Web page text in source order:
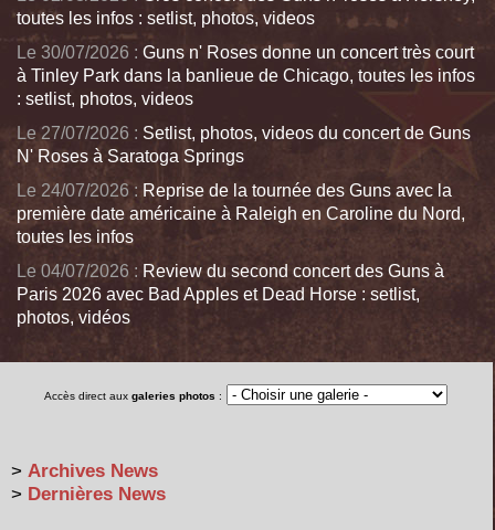
toutes les infos : setlist, photos, videos
Le 30/07/2026 : Guns n' Roses donne un concert très court
à Tinley Park dans la banlieue de Chicago, toutes les infos
: setlist, photos, videos
Le 27/07/2026 : Setlist, photos, videos du concert de Guns
N' Roses à Saratoga Springs
Le 24/07/2026 : Reprise de la tournée des Guns avec la
première date américaine à Raleigh en Caroline du Nord,
toutes les infos
Le 04/07/2026 : Review du second concert des Guns à
Paris 2026 avec Bad Apples et Dead Horse : setlist,
photos, vidéos
Accès direct auxgaleries photos :
> Archives News
> Dernières News